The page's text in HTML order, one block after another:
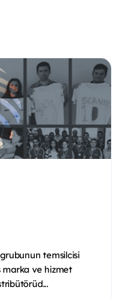
temsilcisi
marka ve hizmet